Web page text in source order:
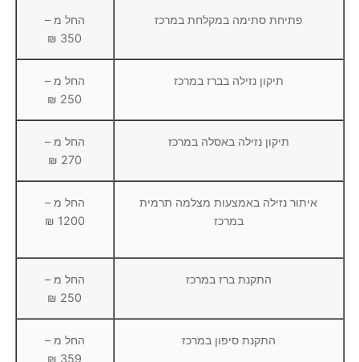
פתיחת סתימה במקלחת במרכז
החל מ –
350 ₪
תיקון נזילה בברז במרכז
החל מ –
250 ₪
תיקון נזילה באסלה במרכז
החל מ –
270 ₪
איתור נזילה באמצעות מצלמה תרמית
במרכז
החל מ –
1200 ₪
התקנת ברז במרכז
החל מ –
250 ₪
התקנת סיפון במרכז
החל מ –
359 ₪